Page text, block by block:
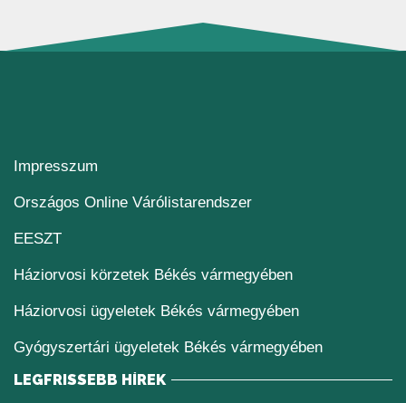
Impresszum
Országos Online Várólistarendszer(új ablakban nyílik
EESZT(új ablakban nyílik meg)
Háziorvosi körzetek Békés vármegyében
Háziorvosi ügyeletek Békés vármegyében
Gyógyszertári ügyeletek Békés vármegyében
LEGFRISSEBB HÍREK